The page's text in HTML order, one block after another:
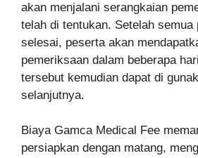
akan menjalani serangkaian
telah di tentukan. Setelah semua
selesai, peserta akan
pemeriksaan dalam beberapa
tersebut kemudian dapat di
selanjutnya.
Biaya Gamca Medical Fee
persiapkan dengan matang,